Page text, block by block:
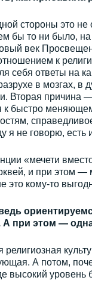
стороны это не
бы то ни было,
век
к
себя ответы на
в мозгах, в
Вторая причина
к быстро
я не говорю, есть
«мечети
и при этом
это кому-то
А при этом —
А потом,
высокий уровень